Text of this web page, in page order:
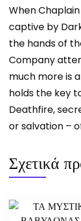
When
captive by
the hands of
Company
much more is
holds the key
Deathfire,
or salvation –
Σχετικά